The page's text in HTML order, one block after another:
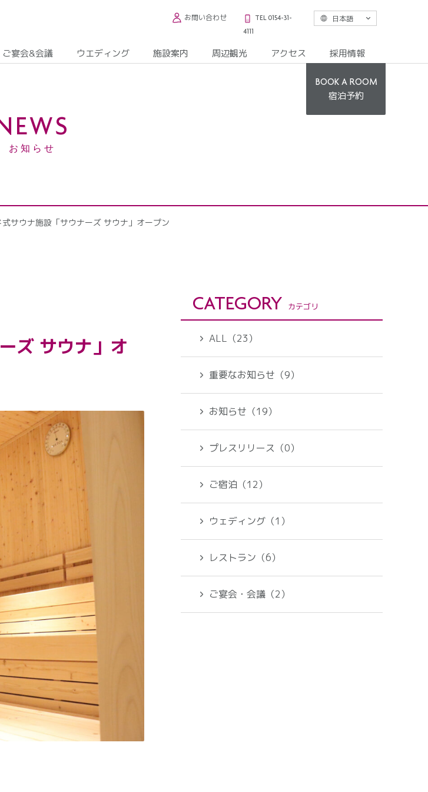
お問い合わせ
TEL 0154-31-
4111
日本語
ご宴会&会議 ウエディング 施設案内 周辺観光 アクセス 採用情報
BOOK A ROOM
宿泊予約
お知らせ
サウナ施設「サウナーズ サウナ」オープン
ズ サウナ」オ
CATEGORY カテゴリ
ALL（23）
重要なお知らせ（9）
お知らせ（19）
プレスリリース（0）
ご宿泊（12）
ウェディング（1）
レストラン（6）
ご宴会・会議（2）